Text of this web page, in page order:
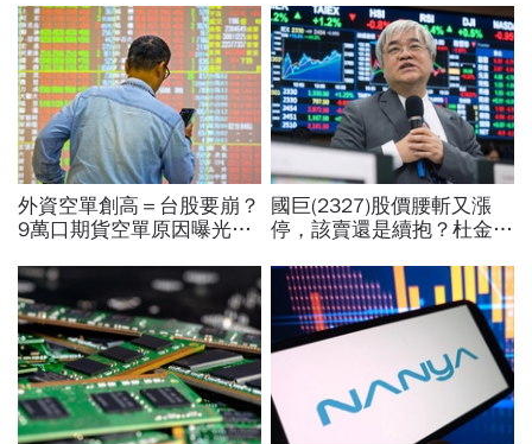
外資空單創高＝台股要崩？
9萬口期貨空單原因曝光！
「快換9檔AI飆股」賺Q3大
行情
國巨(2327)股價腰斬又漲
停，該賣還是續抱？杜金龍
套時間曝光」！群創、南亞
科也點名